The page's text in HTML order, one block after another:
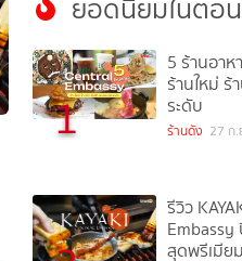
ยอดนิยมในตอ
1
5 ร้านอาห
ร้านใหม่
ระดับ
ร้านดัง 27 ก
รีวิว
Embassy
สุดพรีเมียม